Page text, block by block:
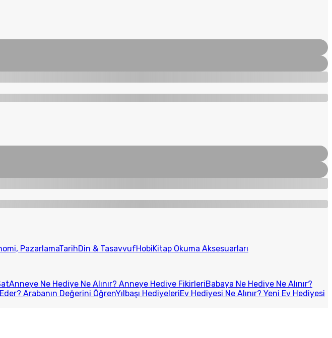
PazarlamaTarihDin & TasavvufHobiKitap Okuma Aksesuarları
Anneye Ne Hediye Ne Alınır? Anneye Hediye FikirleriBabaya Ne Hediye Ne Alınır?
Arabanın Değerini ÖğrenYılbaşı HediyeleriEv Hediyesi Ne Alınır? Yeni Ev Hediyesi